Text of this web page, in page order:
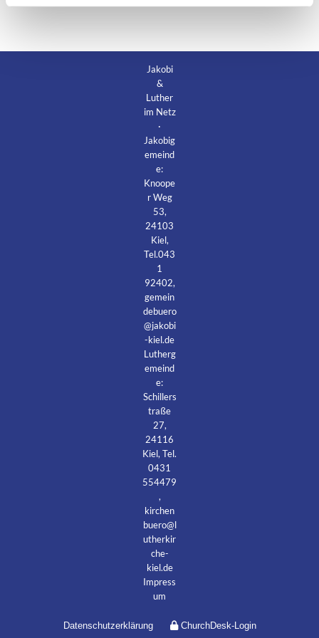
Jakobi
&
Luther
im Netz
·
Jakobig
emeind
e:
Knoope
r Weg
53,
24103
Kiel,
Tel.043
1
92402,
gemein
debuero
@jakobi
-kiel.de
Lutherg
emeind
e:
Schillers
traße
27,
24116
Kiel, Tel.
0431
554479
,
kirchen
buero@l
utherkir
che-
kiel.de
Impress
um
Datenschutzerklärung ChurchDesk-Login